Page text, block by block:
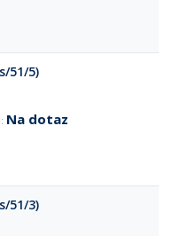
51/5)
Na dotaz
51/3)